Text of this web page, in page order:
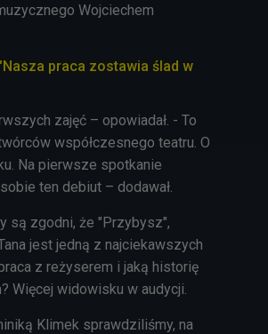
Wojciechem
praca zostawia ślad w
zajęć – opowiadał. - To
współczesnego teatru. O
Na pierwsze spotkanie
ten debiut – dodawał.
są zgodni, że "Przybysz",
jest jedną z najciekawszych
z reżyserem i jaką historię
Więcej widowisku w audycji.
Klimek sprawdziliśmy, na